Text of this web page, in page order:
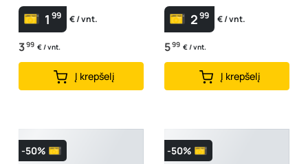
1 99 € / vnt.
399 € / vnt.
Į krepšelį
299 € / vnt.
599 € / vnt.
Į krepšelį
-50% -50%